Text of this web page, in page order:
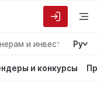
и инвесторам
Ру
и конкурсы